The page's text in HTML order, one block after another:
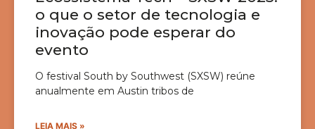
o que o setor de tecnologia e
inovação pode esperar do
evento
O festival South by Southwest (SXSW) reúne
anualmente em Austin tribos de
LEIA MAIS »